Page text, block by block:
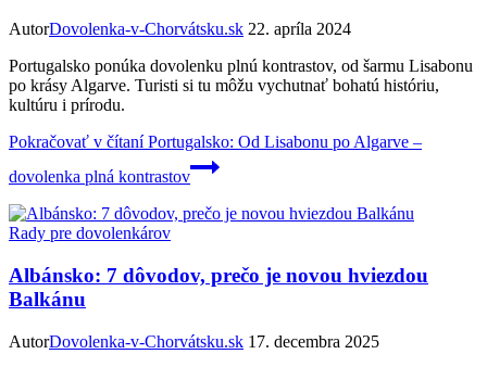
AutorDovolenka-v-Chorvátsku.sk 22. apríla 2024
Portugalsko ponúka dovolenku plnú kontrastov, od šarmu Lisabonu
po krásy Algarve. Turisti si tu môžu vychutnať bohatú históriu,
kultúru i prírodu.
Pokračovať v čítaníPortugalsko: Od Lisabonu po Algarve –
dovolenka plná kontrastov
Rady pre dovolenkárov
Albánsko: 7 dôvodov, prečo je novou hviezdou
Balkánu
AutorDovolenka-v-Chorvátsku.sk 17. decembra 2025